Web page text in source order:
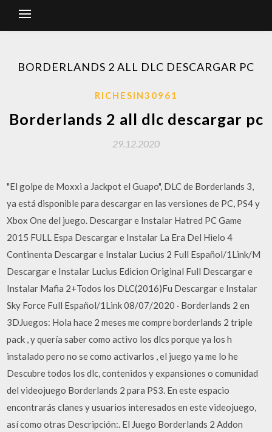
BORDERLANDS 2 ALL DLC DESCARGAR PC
RICHESIN30961
Borderlands 2 all dlc descargar pc
29.12.2020
"El golpe de Moxxi a Jackpot el Guapo", DLC de Borderlands 3,
ya está disponible para descargar en las versiones de PC, PS4 y
Xbox One del juego. Descargar e Instalar Hatred PC Game
2015 FULL Espa Descargar e Instalar La Era Del Hielo 4
Continenta Descargar e Instalar Lucius 2 Full Español/1Link/M
Descargar e Instalar Lucius Edicion Original Full Descargar e
Instalar Mafia 2+Todos los DLC(2016)Fu Descargar e Instalar
Sky Force Full Español/1Link 08/07/2020 · Borderlands 2 en
3DJuegos: Hola hace 2 meses me compre borderlands 2 triple
pack , y quería saber como activo los dlcs porque ya los h
instalado pero no se como activarlos , el juego ya me lo he
Descubre todos los dlc, contenidos y expansiones o comunidad
del videojuego Borderlands 2 para PS3. En este espacio
encontrarás clanes y usuarios interesados en este videojuego,
así como otras Descripción:. El Juego Borderlands 2 Addon